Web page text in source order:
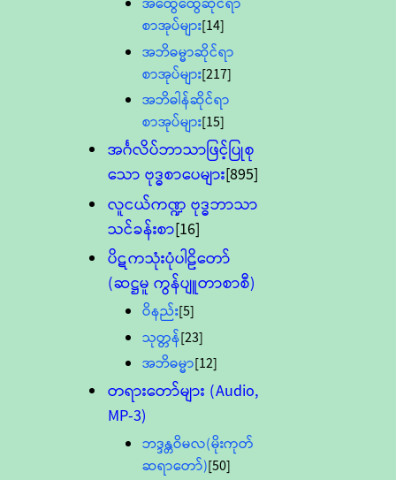
စာအုပ်များ[14]
အဘိဓမ္မာဆိုင်ရာ
စာအုပ်များ[217]
အဘိဓါန်ဆိုင်ရာ
စာအုပ်များ[15]
အင်္ဂလိပ်ဘာသာဖြင့်ပြုစု
သော ဗုဒ္ဓစာပေများ[895]
လူငယ်ကဏ္ဍ ဗုဒ္ဓဘာသာ
သင်ခန်းစာ[16]
ပိဋကသုံးပုံပါဠိတော်
(ဆဋ္ဌမူ ကွန်ပျူတာစာစီ)
ဝိနည်း[5]
သုတ္တန်[23]
အဘိဓမ္မာ[12]
တရားတော်များ (Audio,
MP-3)
ဘဒ္ဒန္တဝိမလ(မိုးကုတ်
ဆရာတော်)[50]